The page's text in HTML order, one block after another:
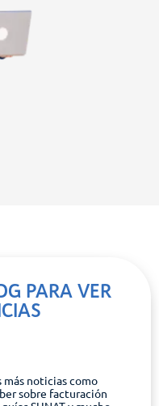
PARA VER
más noticias como
sobre facturación